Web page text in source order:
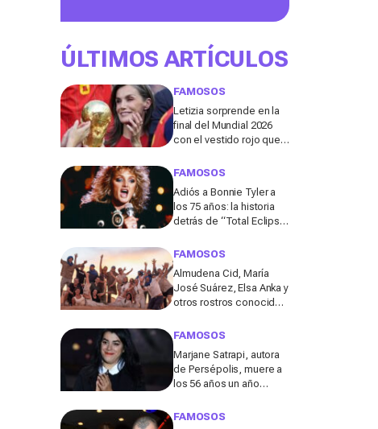
ÚLTIMOS ARTÍCULOS
FAMOSOS
Letizia sorprende en la
final del Mundial 2026
con el vestido rojo que
de los 50
FAMOSOS
Adiós a Bonnie Tyler a
los 75 años: la historia
detrás de “Total Eclipse
que la hizo eterna
FAMOSOS
Almudena Cid, María
José Suárez, Elsa Anka y
otros rostros conocidos
segunda edición de
Desierto'
FAMOSOS
Marjane Satrapi, autora
de Persépolis, muere a
los 56 años un año
de su marido
FAMOSOS